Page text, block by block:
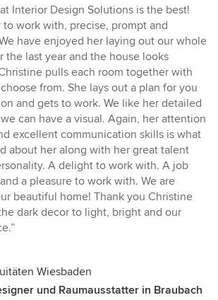
Interior Design Solutions is the best!
to work with, precise, prompt and
have enjoyed her laying out our whole
the last year and the house looks
pulls each room together with
from. She lays out a plan for you
and gets to work. We like her detailed
can have a visual. Again, her attention
excellent communication skills is what
about her along with her great talent
A delight to work with. A job
a pleasure to work with. We are
beautiful home! Thank you Christine
dark decor to light, bright and our
Wiesbaden
und Raumausstatter in Braubach